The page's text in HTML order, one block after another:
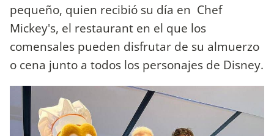
pequeño, quien recibió su día en Chef
Mickey's, el restaurant en el que los
comensales pueden disfrutar de su almuerzo
o cena junto a todos los personajes de Disney.